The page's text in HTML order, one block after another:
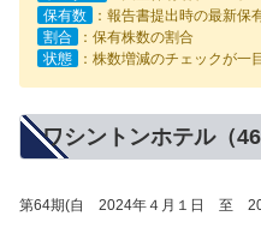
保有数
：報告書提出時の最新保
割合
：保有株数の割合
状態
：株数増減のチェックが一
ワシントンホテル（
第64期(自 2024年４月１日 至